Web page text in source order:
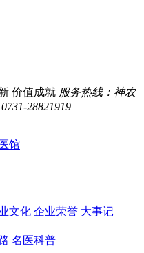
价值成就 服务热线：神农
28821919
文化 企业荣誉 大事记
名医科普